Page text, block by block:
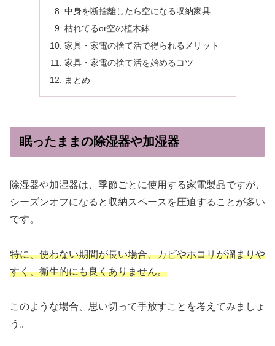
中身を断捨離したら空になる収納家具
枯れてるor空の植木鉢
家具・家電の捨て活で得られるメリット
家具・家電の捨て活を始めるコツ
まとめ
眠ったままの除湿器や加湿器
除湿器や加湿器は、季節ごとに使用する家電製品ですが、
シーズンオフになると収納スペースを圧迫することが多い
です。
特に、使わない期間が長い場合、カビやホコリが溜まりや
すく、衛生的にも良くありません。
このような場合、思い切って手放すことを考えてみましょ
う。